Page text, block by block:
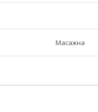
Масажна